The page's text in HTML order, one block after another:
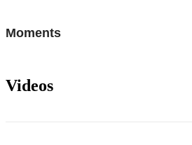
Moments
Videos